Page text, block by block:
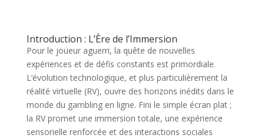
Introduction : L’Ère de l’Immersion
Pour le joueur aguerri, la quête de nouvelles
expériences et de défis constants est primordiale.
L’évolution technologique, et plus particulièrement la
réalité virtuelle (RV), ouvre des horizons inédits dans le
monde du gambling en ligne. Fini le simple écran plat ;
la RV promet une immersion totale, une expérience
sensorielle renforcée et des interactions sociales